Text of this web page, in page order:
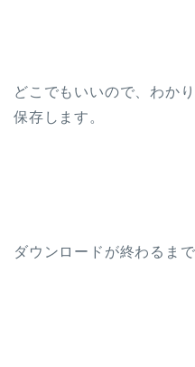
どこでもいいので、わか
保存します。
ダウンロードが終わるま